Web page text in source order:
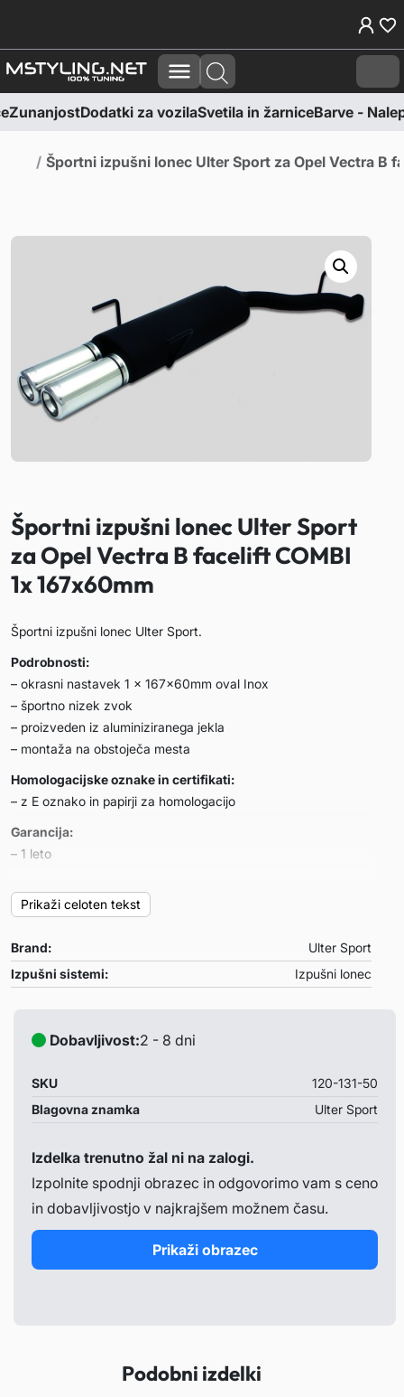
Cart
ZunanjostDodatki za vozilaSvetila in žarniceBarve -
Domov
Športni izpušni lonec Ulter Sport za Opel Vectra B
Športni izpušni lonec Ulter Sport
za Opel Vectra B facelift COMBI
1x 167x60mm
Športni izpušni lonec Ulter Sport.
Podrobnosti:
– okrasni nastavek 1 x 167x60mm oval Inox
– športno nizek zvok
– proizveden iz aluminiziranega jekla
– montaža na obstoječa mesta
Homologacijske oznake in certifikati:
– z E oznako in papirji za homologacijo
Garancija:
– 1 leto
Opel Vectra B facelift COMBI
– motor: 2.0i 16V 100kW-1.6i 16V 74kW-1.8i 16V 92kW
Opombe:
Prikaži celoten tekst
Brand:
Ulter Sport
Izpušni sistemi:
Izpušni lonec
Dobavljivost:2 - 8 dni
SKU
120-131-50
Blagovna znamka
Ulter Sport
Izdelka trenutno žal ni na zalogi.
Izpolnite spodnji obrazec in odgovorimo vam s ceno
in dobavljivostjo v najkrajšem možnem času.
Prikaži obrazec
Podobni izdelki